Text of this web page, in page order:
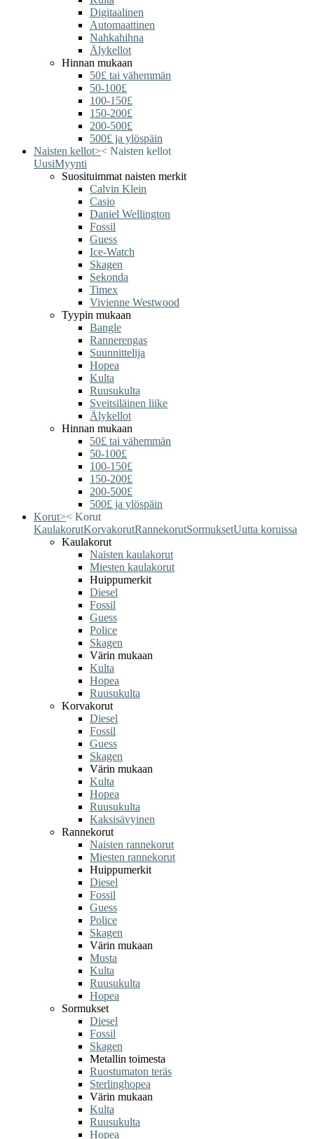
Digitaalinen
Automaattinen
Nahkahihna
Älykellot
Hinnan mukaan
50£ tai vähemmän
50-100£
100-150£
150-200£
200-500£
500£ ja ylöspäin
Naisten kellot>< Naisten kellot
UusiMyynti
Suosituimmat naisten merkit
Calvin Klein
Casio
Daniel Wellington
Fossil
Guess
Ice-Watch
Skagen
Sekonda
Timex
Vivienne Westwood
Tyypin mukaan
Bangle
Rannerengas
Suunnittelija
Hopea
Kulta
Ruusukulta
Sveitsiläinen liike
Älykellot
Hinnan mukaan
50£ tai vähemmän
50-100£
100-150£
150-200£
200-500£
500£ ja ylöspäin
Korut>< Korut
KaulakorutKorvakorutRannekorutSormuksetUutta koruissa
Kaulakorut
Naisten kaulakorut
Miesten kaulakorut
Huippumerkit
Diesel
Fossil
Guess
Police
Skagen
Värin mukaan
Kulta
Hopea
Ruusukulta
Korvakorut
Diesel
Fossil
Guess
Skagen
Värin mukaan
Kulta
Hopea
Ruusukulta
Kaksisävyinen
Rannekorut
Naisten rannekorut
Miesten rannekorut
Huippumerkit
Diesel
Fossil
Guess
Police
Skagen
Värin mukaan
Musta
Kulta
Ruusukulta
Hopea
Sormukset
Diesel
Fossil
Skagen
Metallin toimesta
Ruostumaton teräs
Sterlinghopea
Värin mukaan
Kulta
Ruusukulta
Hopea